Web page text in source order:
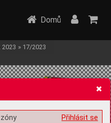
Domů
2023 » 17/2023
Přihlásit se